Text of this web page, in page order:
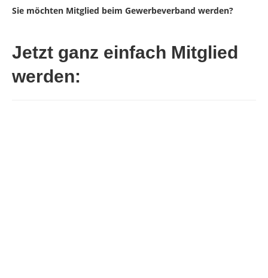
Datenschutz
Sie möchten Mitglied beim Gewerbeverband werden?
Jetzt ganz einfach Mitglied
werden: